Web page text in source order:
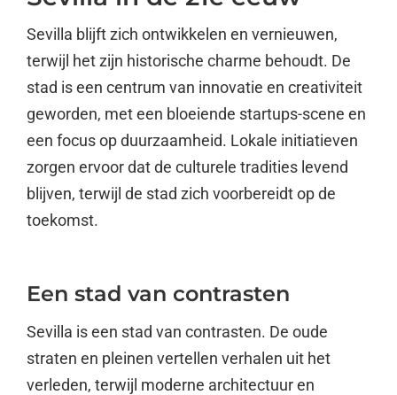
Sevilla blijft zich ontwikkelen en vernieuwen,
terwijl het zijn historische charme behoudt. De
stad is een centrum van innovatie en creativiteit
geworden, met een bloeiende startups-scene en
een focus op duurzaamheid. Lokale initiatieven
zorgen ervoor dat de culturele tradities levend
blijven, terwijl de stad zich voorbereidt op de
toekomst.
Een stad van contrasten
Sevilla is een stad van contrasten. De oude
straten en pleinen vertellen verhalen uit het
verleden, terwijl moderne architectuur en